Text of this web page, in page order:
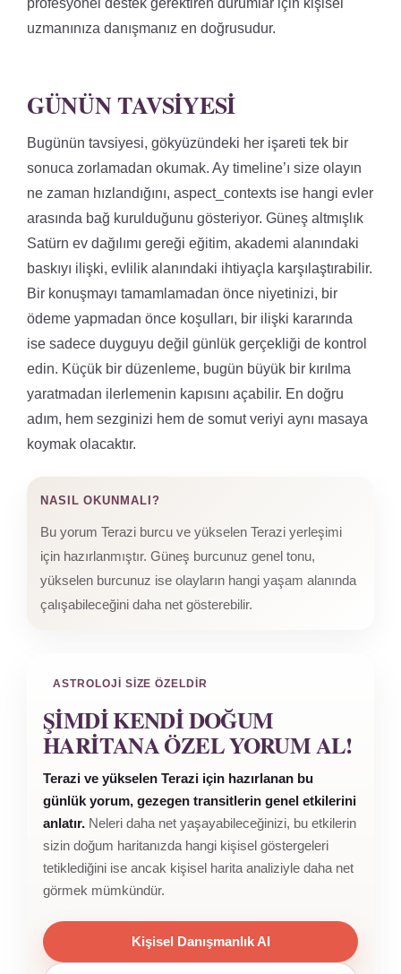
uzmanınıza danışmanız en doğrusudur.
GÜNÜN TAVSIYESI
Bugünün tavsiyesi, gökyüzündeki her işareti tek bir
sonuca zorlamadan okumak. Ay timeline’ı size olayın
ne zaman hızlandığını, aspect_contexts ise hangi evler
arasında bağ kurulduğunu gösteriyor. Güneş altmışlık
Satürn ev dağılımı gereği eğitim, akademi alanındaki
baskıyı ilişki, evlilik alanındaki ihtiyaçla karşılaştırabilir.
Bir konuşmayı tamamlamadan önce niyetinizi, bir
ödeme yapmadan önce koşulları, bir ilişki kararında
ise sadece duyguyu değil günlük gerçekliği de kontrol
edin. Küçük bir düzenleme, bugün büyük bir kırılma
yaratmadan ilerlemenin kapısını açabilir. En doğru
adım, hem sezginizi hem de somut veriyi aynı masaya
koymak olacaktır.
NASIL OKUNMALI?
Bu yorum Terazi burcu ve yükselen Terazi yerleşimi
için hazırlanmıştır. Güneş burcunuz genel tonu,
yükselen burcunuz ise olayların hangi yaşam alanında
çalışabileceğini daha net gösterebilir.
ASTROLOJI SIZE ÖZELDIR
ŞIMDI KENDI DOĞUM
HARITANA ÖZEL YORUM AL!
Terazi ve yükselen Terazi için hazırlanan bu
günlük yorum, gezegen transitlerin genel etkilerini
anlatır. Neleri daha net yaşayabileceğinizi, bu etkilerin
sizin doğum haritanızda hangi kişisel göstergeleri
tetiklediğini ise ancak kişisel harita analiziyle daha net
görmek mümkündür.
Kişisel Danışmanlık Al